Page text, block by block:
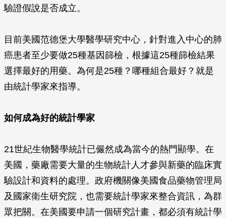
驗證假說是否成立。
目前美國范德堡大學醫學研究中心，針對進入中心的肺
癌患者至少要做25種基因篩檢，根據這25種篩檢結果
選擇最好的用藥。為何是25種？哪種組合最好？就是
由統計學家來指導。
如何成為好的統計學家
21世紀生物醫學統計已儼然成為當今的熱門顯學。在
美國，藥廠需要大量的生物統計人才參與新藥的臨床實
驗設計和資料的處理。政府機關像美國食品藥物管理局
及國家衛生研究院，也需要統計學家來整合資訊，為群
眾把關。在美國要申請一個研究計畫，都必須有統計學